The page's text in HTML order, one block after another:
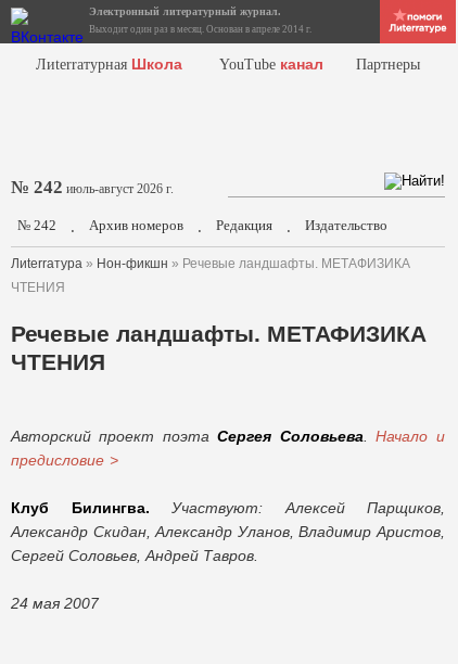
Электронный литературный журнал.
Выходит один раз в месяц. Основан в апреле 2014 г.
Лиterraтурная Школа YouTube канал Партнеры
№ 242 июль-август 2026 г.
№ 242 . Архив номеров . Редакция . Издательство
Лиterraтура » Нон-фикшн » Речевые ландшафты. МЕТАФИЗИКА
ЧТЕНИЯ
Речевые ландшафты. МЕТАФИЗИКА
ЧТЕНИЯ
Авторский проект поэтаСергея Соловьева .Начало и
предисловие >
Клуб Билингва.
Участвуют: Алексей Парщиков,
Александр Скидан, Александр Уланов, Владимир Аристов,
Сергей Соловьев, Андрей Тавров.
24 мая 2007